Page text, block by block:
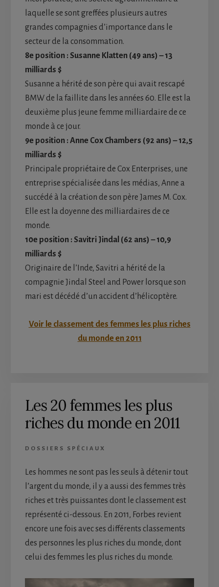
laquelle se sont greffées plusieurs autres
grandes compagnies d’importance dans le
secteur de la consommation.
8e position : Susanne Klatten (49 ans) – 13
milliards $
Susanne a hérité de son père qui avait rescapé
BMW de la faillite dans les années 60. Elle est la
deuxième plus jeune femme milliardaire de ce
monde à ce jour.
9e position : Anne Cox Chambers (92 ans) – 12,5
milliards $
Principale propriétaire de Cox Enterprises, une
entreprise spécialisée dans les médias, Anne a
succédé à la création de son père James M. Cox.
Elle est la doyenne des milliardaires de ce
monde.
10e position : Savitri Jindal (62 ans) – 10,9
milliards $
Originaire de l’Inde, Savitri a hérité de la
compagnie Jindal Steel and Power lorsque son
mari est décédé d’un accident d’hélicoptère.
Voir le classement des femmes les plus riches
du monde en 2011
Les 20 femmes les plus
riches du monde en 2011
DOSSIERS SPÉCIAUX
Les hommes ne sont pas les seuls à détenir tout
l’argent du monde, il y a aussi des femmes très
riches et très puissantes dont le classement est
représenté ci-dessous. En 2011, Forbes revient
encore une fois avec ses différents classements
des personnes les plus riches du monde, dont
celui des femmes les plus riches du monde.